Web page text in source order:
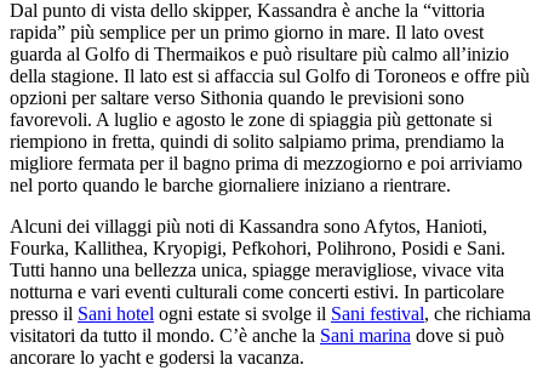
Dal punto di vista dello skipper, Kassandra è anche la “vittoria
rapida” più semplice per un primo giorno in mare. Il lato ovest
guarda al Golfo di Thermaikos e può risultare più calmo all’inizio
della stagione. Il lato est si affaccia sul Golfo di Toroneos e offre più
opzioni per saltare verso Sithonia quando le previsioni sono
favorevoli. A luglio e agosto le zone di spiaggia più gettonate si
riempiono in fretta, quindi di solito salpiamo prima, prendiamo la
migliore fermata per il bagno prima di mezzogiorno e poi arriviamo
nel porto quando le barche giornaliere iniziano a rientrare.
Alcuni dei villaggi più noti di Kassandra sono Afytos, Hanioti,
Fourka, Kallithea, Kryopigi, Pefkohori, Polihrono, Posidi e Sani.
Tutti hanno una bellezza unica, spiagge meravigliose, vivace vita
notturna e vari eventi culturali come concerti estivi. In particolare
presso il Sani hotel ogni estate si svolge il Sani festival, che richiama
visitatori da tutto il mondo. C’è anche la Sani marina dove si può
ancorare lo yacht e godersi la vacanza.